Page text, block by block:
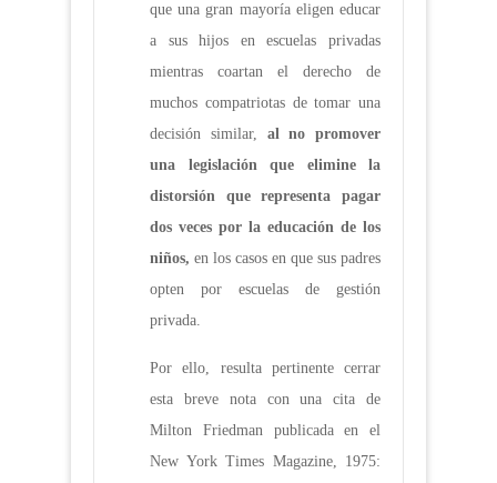
que una gran mayoría eligen educar
a sus hijos en escuelas privadas
mientras coartan el derecho de
muchos compatriotas de tomar una
decisión similar, al no promover
una legislación que elimine la
distorsión que representa pagar
dos veces por la educación de los
niños, en los casos en que sus padres
opten por escuelas de gestión
privada.
Por ello, resulta pertinente cerrar
esta breve nota con una cita de
Milton Friedman publicada en el
New York Times Magazine, 1975: